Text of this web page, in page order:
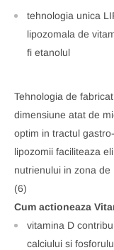
tehnologia unica
lipozomala de
fi etanolul
Tehnologia de
dimensiune atat de
optim in tractul
lipozomii faciliteaza
nutrienului in zona
(6)
Cum actioneaza
vitamina D
calciului si